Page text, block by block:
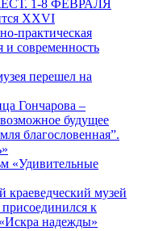
1-8 ФЕВРАЛЯ
XXVI
практическая
и современность
перешел на
Гончарова –
будущее
благословенная”.
«Удивительные
краеведческий музей
к
надежды»